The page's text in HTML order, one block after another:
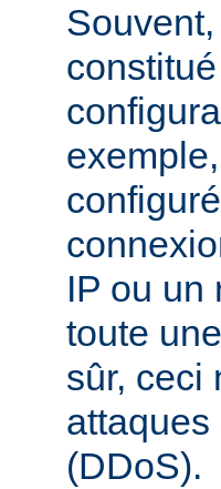
IP ou un
toute
sûr, ceci
(DDoS).